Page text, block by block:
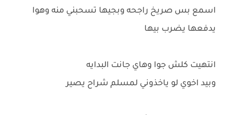
اسمع بس صريخ راجحه وبجيها تسحبني منه وهوا
يدفعها يضرب بيها
انتهيت كلش جوا وهاي جانت البدايه
وبيد اخوي لو ياخذوني لمسلم شراح يصير